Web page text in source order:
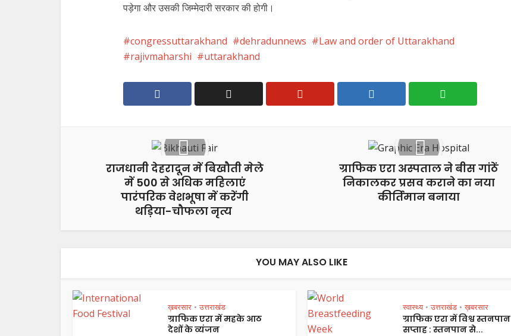
पड़ेगा और उसकी जिम्मेदारी सरकार की होगी।
congressuttarakhand dehradunnews
Law and order of Uttarakhand
rajivmaharshi
uttarakhand
राजधानी देहरादून में बिखौती मेले
में 500 से अधिक महिलाएं
पारंपरिक वेशभूषा में करेंगी
थड़िया-चौफला नृत्य
ग्राफिक एरा अस्पताल ने बीस गांठें
निकालकर प्रसव कराने का नया
कीर्तिमान बनाया
YOU MAY ALSO LIKE
ख़बरसार • उत्तराखंड
ग्राफिक एरा में महके आठ
देशों के व्यंजन
स्वास्थ्य • उत्तराखंड • ख़बरसार
ग्राफिक एरा में विश्व स्तनपान
सप्ताह : स्तनपान से...